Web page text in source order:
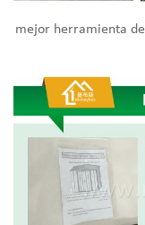
mejor herramienta